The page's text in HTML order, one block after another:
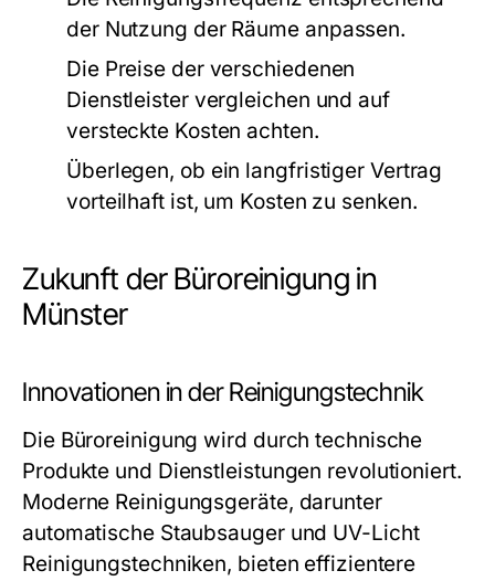
der Nutzung der Räume anpassen.
Die Preise der verschiedenen
Dienstleister vergleichen und auf
versteckte Kosten achten.
Überlegen, ob ein langfristiger Vertrag
vorteilhaft ist, um Kosten zu senken.
Zukunft der Büroreinigung in
Münster
Innovationen in der Reinigungstechnik
Die Büroreinigung wird durch technische
Produkte und Dienstleistungen revolutioniert.
Moderne Reinigungsgeräte, darunter
automatische Staubsauger und UV-Licht
Reinigungstechniken, bieten effizientere